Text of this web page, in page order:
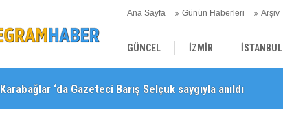
Ana Sayfa Günün Haberleri Arşiv
GÜNCEL İZMİR İSTANBUL
YEREL SAĞLIK
Karabağlar ‘da Gazeteci Barış Selçuk saygıyla anıldı